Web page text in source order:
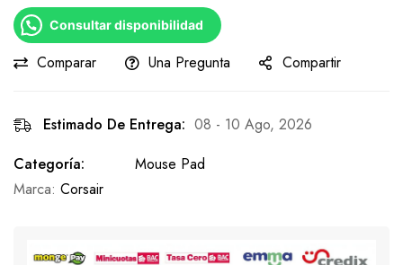
Consultar disponibilidad
Comparar Una Pregunta Compartir
Estimado De Entrega: 08 - 10 Ago, 2026
Categoría:
Mouse Pad
Marca: Corsair